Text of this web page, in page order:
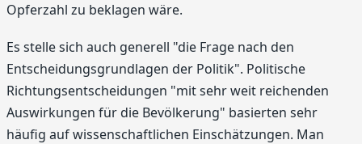
Opferzahl zu beklagen wäre.
Es stelle sich auch generell "die Frage nach den
Entscheidungsgrundlagen der Politik". Politische
Richtungsentscheidungen "mit sehr weit reichenden
Auswirkungen für die Bevölkerung" basierten sehr
häufig auf wissenschaftlichen Einschätzungen. Man